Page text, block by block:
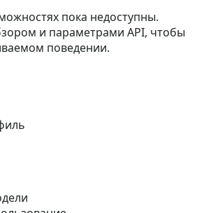
пока недоступны.
и параметрами API, чтобы
поведении.